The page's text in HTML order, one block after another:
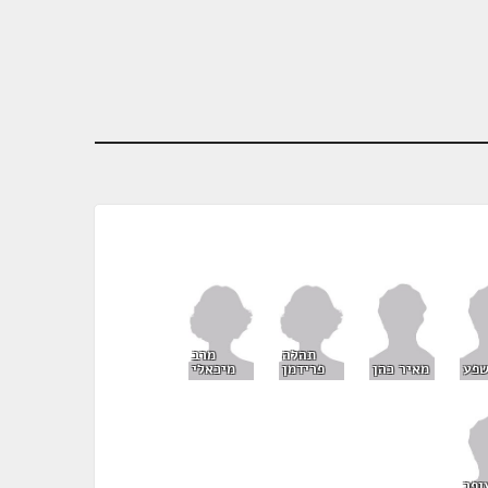
מאיר כהן
תהלה
פרידמן
מרב
מיכאלי